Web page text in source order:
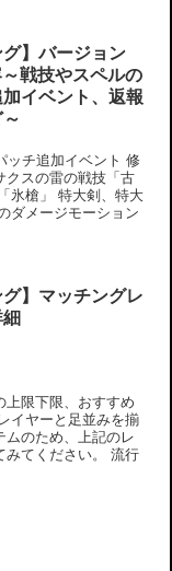
グ】バージョン
戦技やスペルの
イベント、返報
ッチ追加イベント 修
クスの雷の戦技「古
氷槍」 特大剣、特大
ダメージモーション
グ】マッチングレ
上限下限、おすすめ
イヤーと足並みを揃
ムのため、上記のレ
みてください。 流行